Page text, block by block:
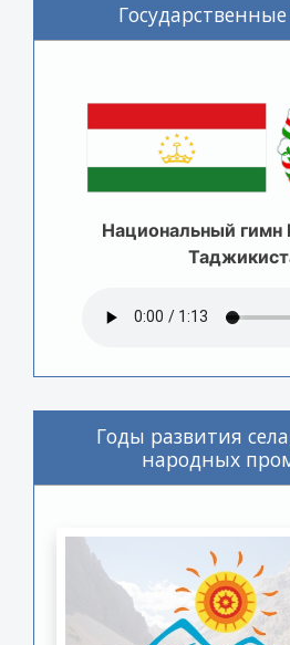
Национальный гимн
Годы развития
народных